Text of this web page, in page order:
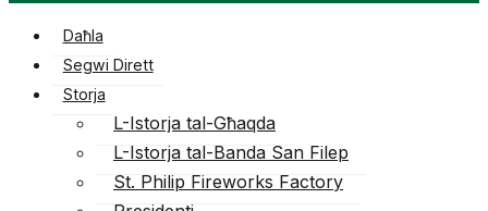
Daħla
Segwi Dirett
Storja
L-Istorja tal-Għaqda
L-Istorja tal-Banda San Filep
St. Philip Fireworks Factory